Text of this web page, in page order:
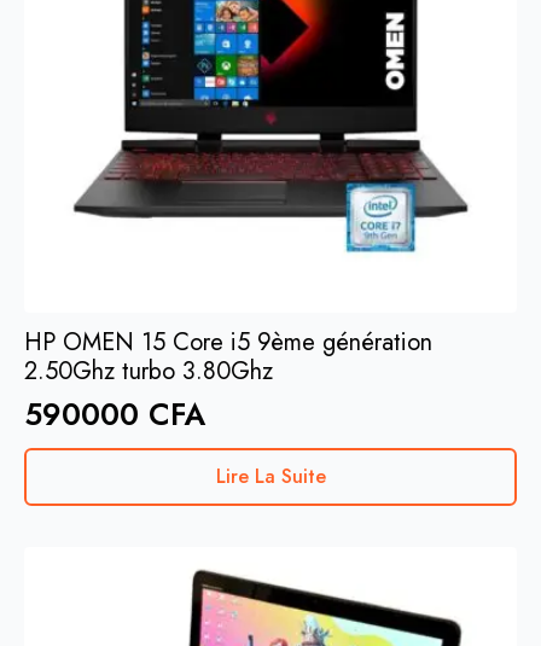
HP OMEN 15 Core i5 9ème génération
2.50Ghz turbo 3.80Ghz
590000 CFA
Lire La Suite